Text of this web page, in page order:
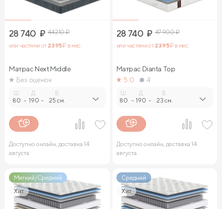
28 740 ₽ 44 210₽
или частями от 2 395₽ в мес.
Матрас Next Middle
Без оценок
80 -
Д.
190 -
В.
25 см.
Доступно онлайн, доставка 14
августа
28 740 ₽ 47 900₽
или частями от2 395₽ в мес.
Матрас Dianta Top
5.0
4
80 -
Д.
190 -
В.
23 см.
Доступно онлайн, доставка 14
августа
Мягкий/Средний
Хит
Средний
Хит